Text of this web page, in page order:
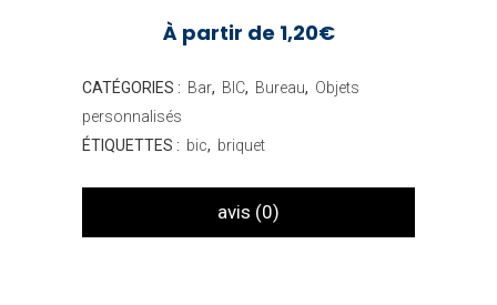
À partir de 1,20€
CATÉGORIES : Bar, BIC, Bureau, Objets
personnalisés
ÉTIQUETTES : bic, briquet
avis (0)